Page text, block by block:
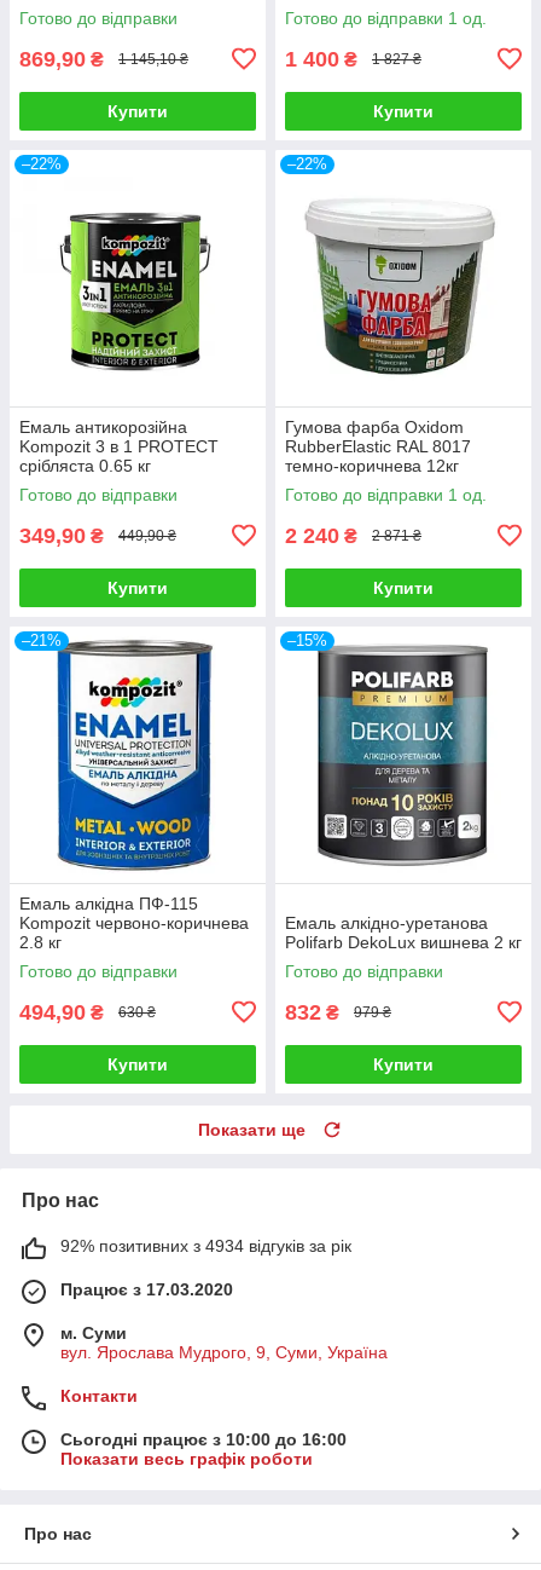
Готово до відправки
869,90 ₴ 1 145,10 ₴
Купити
Готово до відправки 1 од.
1 400 ₴ 1 827 ₴
Купити
–22%
Емаль антикорозійна
Kompozit 3 в 1 PROTECT
срібляста 0.65 кг
Готово до відправки
349,90 ₴ 449,90 ₴
Купити
–22%
Гумова фарба Oxidom
RubberElastic RAL 8017
темно-коричнева 12кг
Готово до відправки 1 од.
2 240 ₴ 2 871 ₴
Купити
–21%
Емаль алкідна ПФ-115
Kompozit червоно-коричнева
2.8 кг
Готово до відправки
494,90 ₴ 630 ₴
Купити
–15%
Емаль алкідно-уретанова
Polifarb DekoLux вишнева 2 кг
Готово до відправки
832 ₴ 979 ₴
Купити
Показати ще
Про нас
92% позитивних з 4934 відгуків за рік
Працює з 17.03.2020
м. Суми
вул. Ярослава Мудрого, 9, Суми, Україна
Контакти
Сьогодні працює з 10:00 до 16:00
Показати весь графік роботи
Про нас